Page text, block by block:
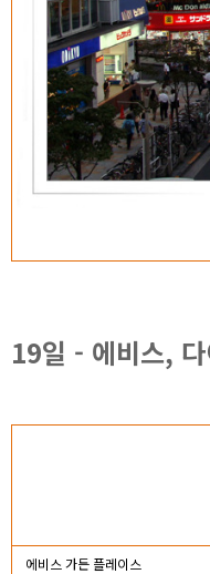
19일 - 에비스,
에비스 가든 플레이스